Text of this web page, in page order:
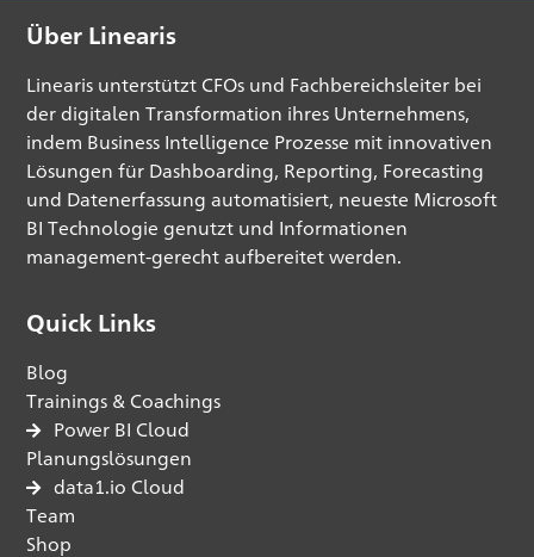
Über Linearis
Linearis unterstützt CFOs und Fachbereichsleiter bei
der digitalen Transformation ihres Unternehmens,
indem Business Intelligence Prozesse mit innovativen
Lösungen für Dashboarding, Reporting, Forecasting
und Datenerfassung automatisiert, neueste Microsoft
BI Technologie genutzt und Informationen
management-gerecht aufbereitet werden.
Quick Links
Blog
Trainings & Coachings
Power BI Cloud
Planungslösungen
data1.io Cloud
Team
Shop